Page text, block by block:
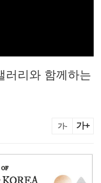
러리와 함께하는
가- 가+